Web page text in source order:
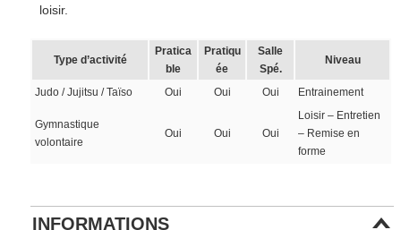
loisir.
Type d’activité
Pratica
ble
Pratiqu
ée
Salle
Spé.
Niveau
Judo / Jujitsu / Taïso Oui Oui Oui Entrainement
Gymnastique
volontaire
Oui Oui Oui
Loisir – Entretien
– Remise en
forme
INFORMATIONS